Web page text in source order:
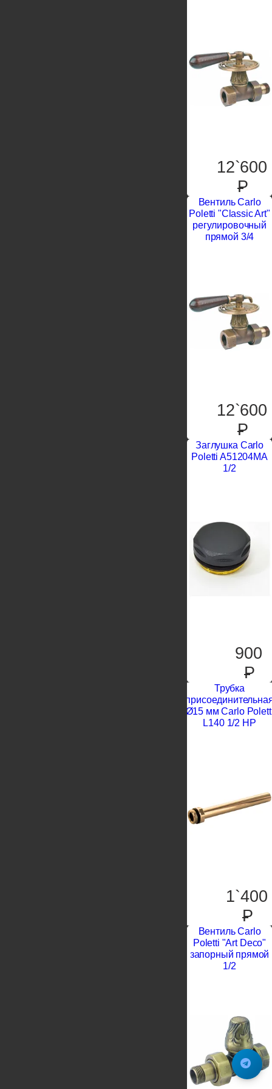
12`600
P
Вентиль Carlo
Poletti "Classic Art"
регулировочный
прямой 3/4
12`600
P
Заглушка Carlo
Poletti A51204MA
1/2
900
P
Трубка
Ø15 мм Carlo
L140 1/2 НР
1`400
P
Вентиль Carlo
Poletti "Art Deco"
запорный прямой
1/2